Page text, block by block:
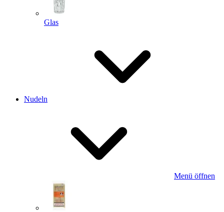
Glas
Nudeln
Menü öffnen